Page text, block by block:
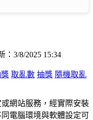
：3/8/2025 15:34
取亂數 抽獎 隨機取亂
網站服務，經實際安裝
電腦環境與軟體設定可